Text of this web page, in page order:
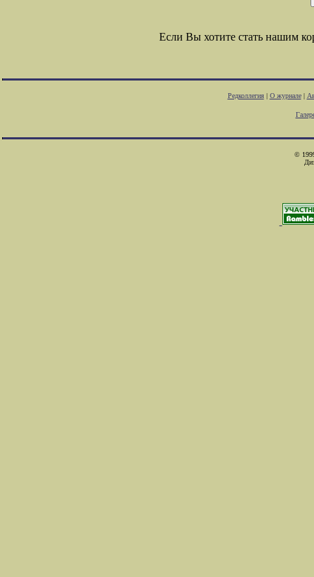
Если Вы хотите стать нашим
Редколлегия| О журнале|
©